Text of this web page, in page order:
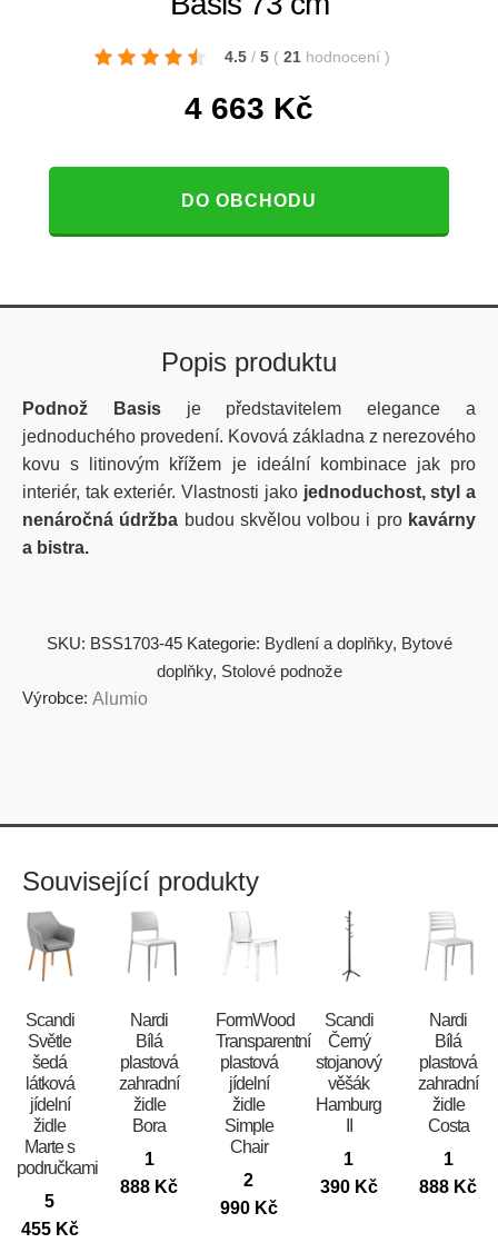
4.5 / 5 ( 21 hodnocení )
4 663 Kč
DO OBCHODU
Popis produktu
Podnož Basis je představitelem elegance a
jednoduchého provedení. Kovová základna z nerezového
kovu s litinovým křížem je ideální kombinace jak pro
interiér, tak exteriér. Vlastnosti jako jednoduchost, styl a
nenáročná údržba budou skvělou volbou i prokavárny
a bistra.
SKU: BSS1703-45 Kategorie: Bydlení a doplňky, Bytové
doplňky, Stolové podnože
Výrobce: Alumio
Související produkty
Scandi
Světle
šedá
látková
jídelní
židle
Marte s
područkami
5
455 Kč
Nardi
Bílá
plastová
zahradní
židle
Bora
1
888 Kč
FormWood
Transparentní
plastová
jídelní
židle
Simple
Chair
2
990 Kč
Scandi
Černý
stojanový
věšák
Hamburg
1
390 Kč
Nardi
Bílá
plastová
zahradní
židle
Costa
1
888 Kč